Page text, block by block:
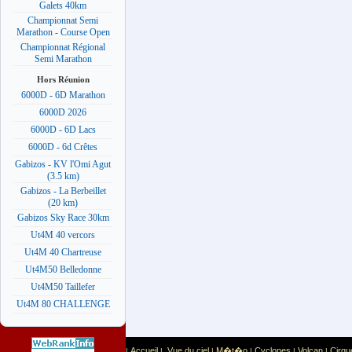
Galets 40km
Championnat Semi
Marathon - Course Open
Championnat Régional
Semi Marathon
Hors Réunion
6000D - 6D Marathon
6000D 2026
6000D - 6D Lacs
6000D - 6d Crêtes
Gabizos - KV l'Omi Agut
(3.5 km)
Gabizos - La Berbeillet
(20 km)
Gabizos Sky Race 30km
Ut4M 40 vercors
Ut4M 40 Chartreuse
Ut4M50 Belledonne
Ut4M50 Taillefer
Ut4M 80 CHALLENGE